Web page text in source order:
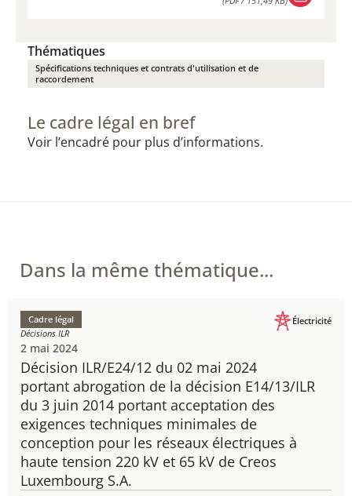
Thématiques
Spécifications techniques et contrats d'utilisation et de
raccordement
Le cadre légal en bref
Voir l’encadré pour plus d’informations.
Dans la même thématique...
Décision ILR/E24/12 du 02 mai 2024
​portant abrogation de la décision E14/13/ILR
du 3 juin 2014 portant acceptation des
exigences techniques minimales de
conception pour les réseaux électriques à
haute tension 220 kV et 65 kV de Creos
Luxembourg S.A.
Cadre légal
Décisions ILR
Électricité
2 mai 2024